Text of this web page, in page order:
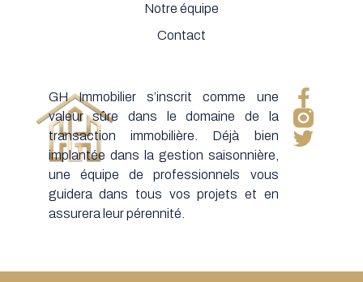
GH Immobilier s’inscrit comme une
valeur sûre dans le domaine de la
transaction immobilière. Déjà bien
implantée dans la gestion saisonnière,
une équipe de professionnels vous
guidera dans tous vos projets et en
assurera leur pérennité.
Notre équipe
Contact